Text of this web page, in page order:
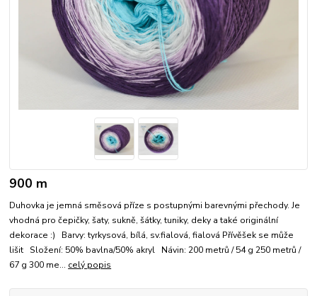
900 m
Duhovka je jemná směsová příze s postupnými barevnými přechody. Je
vhodná pro čepičky, šaty, sukně, šátky, tuniky, deky a také originální
dekorace :) Barvy: tyrkysová, bílá, sv.fialová, fialová Přívěšek se může
lišit Složení: 50% bavlna/50% akryl Návin: 200 metrů / 54 g 250 metrů /
67 g 300 me... celý popis